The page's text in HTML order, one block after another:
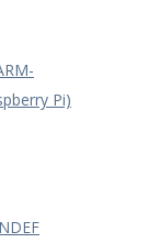
Pi)